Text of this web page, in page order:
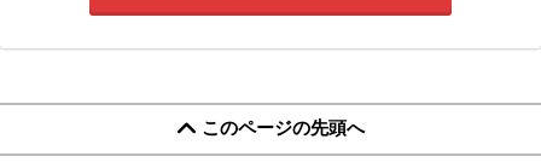
このページの先頭へ